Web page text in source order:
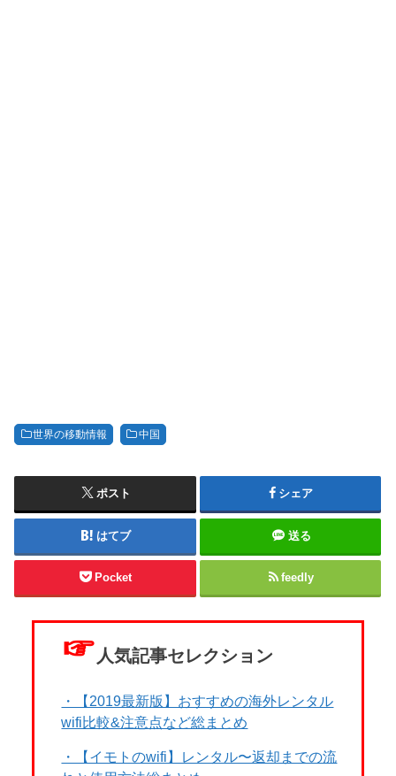
世界の移動情報 中国
ポスト シェア
はてブ 送る
Pocket feedly
☞ 人気記事セレクション
・【2019最新版】おすすめの海外レンタル
wifi比較&注意点など総まとめ
・【イモトのwifi】レンタル〜返却までの流